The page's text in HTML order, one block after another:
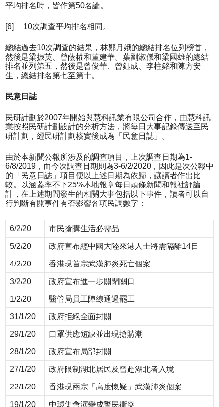
平均排名時，皆作第50名論。
[6] 10次調查平均排名相同。
總結過去10次調查的結果，林鄭月娥的總結排名位列榜首，
然後是梁振英、曾蔭權和董建華。葉劉淑儀和梁國雄的總結
排名並列第五，然後是曾俊華、曾鈺成、李柱銘和陳方安
生，總結排名第七至第十。
民意日誌
民研計劃於2007年開始與慧科訊業有限公司合作，由慧科訊
業按照民研計劃設計的分析方法，將每日大事記錄傳送至民
研計劃，經民研計劃核實後成為「民意日誌」。
由於本新聞公報所涉及的調查項目，上次調查日期為1-
6/8/2019，而今次調查日期則為3-6/2/2020，因此是次公報中
的「民意日誌」項目便以上述日期為依歸，讓讀者作出比
較。以涵蓋率不下25%本地報章每日頭條新聞和報社評論
計，在上述期間發生的相關大事包括以下事件，讀者可以自
行判斷有關事件有否影響各項民調數字：
6/2/20 市民搶購生活必需品
5/2/20 政府宣布經中國大陸來港人士將需隔離14日
4/2/20 香港現首宗武漢肺炎死亡個案
3/2/20 政府宣布進一步關閉關口
1/2/20 醫管局員工陣線通過罷工
31/1/20 政府拒絕全面封關
29/1/20 口罩供應短缺並出現搶購潮
28/1/20 政府宣布局部封關
27/1/20 政府限制湖北居民及曾赴湖北者入境
22/1/20 香港現兩宗「高度懷疑」武漢肺炎個案
19/1/20 中環集會演變成警民衝突